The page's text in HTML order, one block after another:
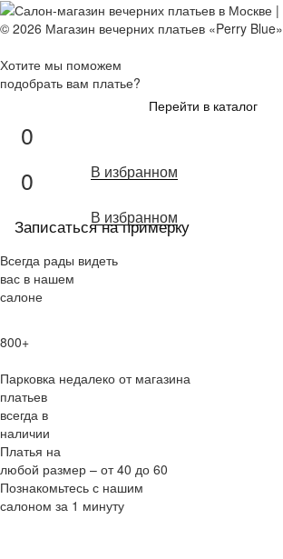
© 2026 Магазин вечерних платьев «Perry Blue»
Хотите мы поможем
подобрать вам платье?
Перейти в каталог
0
В избранном
0
В избранном
Записаться на примерку
Всегда рады видеть
вас в нашем
салоне
800+
Парковка недалеко от магазина
платьев
всегда в
наличии
Платья на
любой размер – от 40 до 60
Познакомьтесь с нашим
салоном за 1 минуту